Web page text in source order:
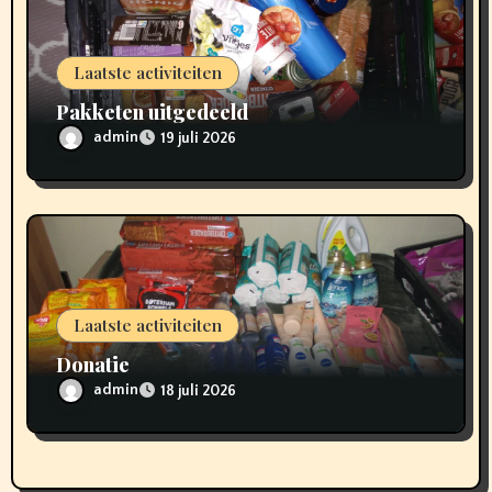
Laatste activiteiten
Pakketen uitgedeeld
admin 19 juli 2026
Laatste activiteiten
Donatie
admin 18 juli 2026